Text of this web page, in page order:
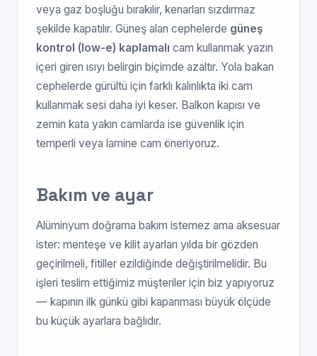
veya gaz boşluğu bırakılır, kenarları sızdırmaz
şekilde kapatılır. Güneş alan cephelerde güneş
kontrol (low-e) kaplamalı cam kullanmak yazın
içeri giren ısıyı belirgin biçimde azaltır. Yola bakan
cephelerde gürültü için farklı kalınlıkta iki cam
kullanmak sesi daha iyi keser. Balkon kapısı ve
zemin kata yakın camlarda ise güvenlik için
temperli veya lamine cam öneriyoruz.
Bakım ve ayar
Alüminyum doğrama bakım istemez ama aksesuar
ister: menteşe ve kilit ayarları yılda bir gözden
geçirilmeli, fitiller ezildiğinde değiştirilmelidir. Bu
işleri teslim ettiğimiz müşteriler için biz yapıyoruz
— kapının ilk günkü gibi kapanması büyük ölçüde
bu küçük ayarlara bağlıdır.